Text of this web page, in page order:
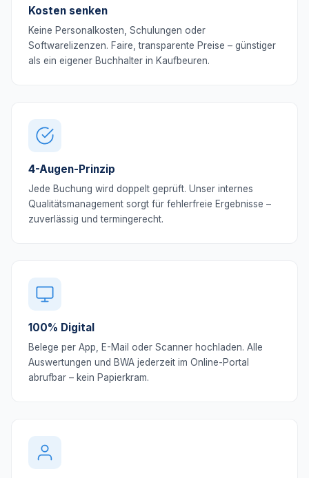
Kosten senken
Keine Personalkosten, Schulungen oder
Softwarelizenzen. Faire, transparente Preise – günstiger
als ein eigener Buchhalter in Kaufbeuren.
4-Augen-Prinzip
Jede Buchung wird doppelt geprüft. Unser internes
Qualitätsmanagement sorgt für fehlerfreie Ergebnisse –
zuverlässig und termingerecht.
100% Digital
Belege per App, E-Mail oder Scanner hochladen. Alle
Auswertungen und BWA jederzeit im Online-Portal
abrufbar – kein Papierkram.